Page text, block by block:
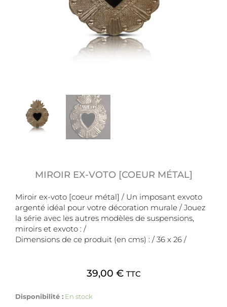
MIROIR EX-VOTO [COEUR MÉTAL]
Miroir ex-voto [coeur métal] / Un imposant exvoto
argenté idéal pour votre décoration murale / Jouez
la série avec les autres modèles de suspensions,
miroirs et exvoto : /
Dimensions de ce produit (en cms) : / 36 x 26 /
39,00 € TTC
Disponibilité : En stock
quantité